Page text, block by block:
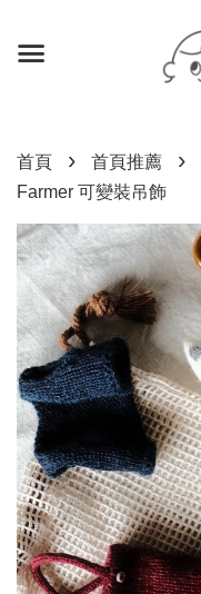
首頁 › 首頁推薦 ›
Farmer 可變裝吊飾